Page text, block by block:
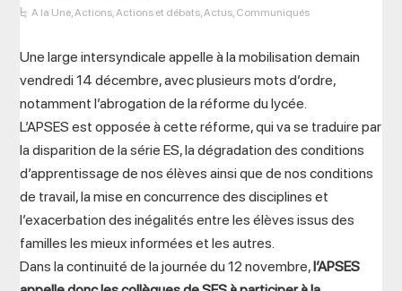
A la Une,Actions,Actions et débats,Actus, Communiqués
Une large intersyndicale appelle à la mobilisation demain
vendredi 14 décembre, avec plusieurs mots d’ordre,
notamment l’abrogation de la réforme du lycée.
L’APSES est opposée à cette réforme, qui va se traduire par
la disparition de la série ES, la dégradation des conditions
d’apprentissage de nos élèves ainsi que de nos conditions
de travail, la mise en concurrence des disciplines et
l’exacerbation des inégalités entre les élèves issus des
familles les mieux informées et les autres.
Dans la continuité de la journée du 12 novembre,l’APSES